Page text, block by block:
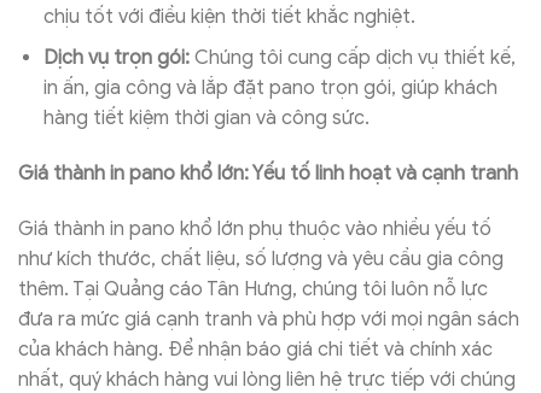
chịu tốt với điều kiện thời tiết khắc nghiệt.
Dịch vụ trọn gói:Chúng tôi cung cấp dịch vụ thiết kế,
in ấn, gia công và lắp đặt pano trọn gói, giúp khách
hàng tiết kiệm thời gian và công sức.
Giá thành in pano khổ lớn: Yếu tố linh hoạt và cạnh tranh
Giá thành in pano khổ lớn phụ thuộc vào nhiều yếu tố
như kích thước, chất liệu, số lượng và yêu cầu gia công
thêm. Tại Quảng cáo Tân Hưng, chúng tôi luôn nỗ lực
đưa ra mức giá cạnh tranh và phù hợp với mọi ngân sách
của khách hàng. Để nhận báo giá chi tiết và chính xác
nhất, quý khách hàng vui lòng liên hệ trực tiếp với chúng